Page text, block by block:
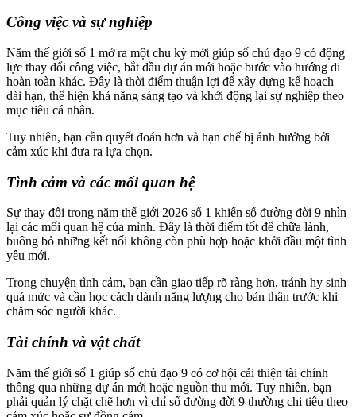
Công việc và sự nghiệp
Năm thế giới số 1 mở ra một chu kỳ mới giúp số chủ đạo 9 có động
lực thay đổi công việc, bắt đầu dự án mới hoặc bước vào hướng đi
hoàn toàn khác. Đây là thời điểm thuận lợi để xây dựng kế hoạch
dài hạn, thể hiện khả năng sáng tạo và khởi động lại sự nghiệp theo
mục tiêu cá nhân.
Tuy nhiên, bạn cần quyết đoán hơn và hạn chế bị ảnh hưởng bởi
cảm xúc khi đưa ra lựa chọn.
Tình cảm và các mối quan hệ
Sự thay đổi trong năm thế giới 2026 số 1 khiến số đường đời 9 nhìn
lại các mối quan hệ của mình. Đây là thời điểm tốt để chữa lành,
buông bỏ những kết nối không còn phù hợp hoặc khởi đầu một tình
yêu mới.
Trong chuyện tình cảm, bạn cần giao tiếp rõ ràng hơn, tránh hy sinh
quá mức và cần học cách dành năng lượng cho bản thân trước khi
chăm sóc người khác.
Tài chính và vật chất
Năm thế giới số 1 giúp số chủ đạo 9 có cơ hội cải thiện tài chính
thông qua những dự án mới hoặc nguồn thu mới. Tuy nhiên, bạn
phải quản lý chặt chẽ hơn vì chỉ số đường đời 9 thường chi tiêu theo